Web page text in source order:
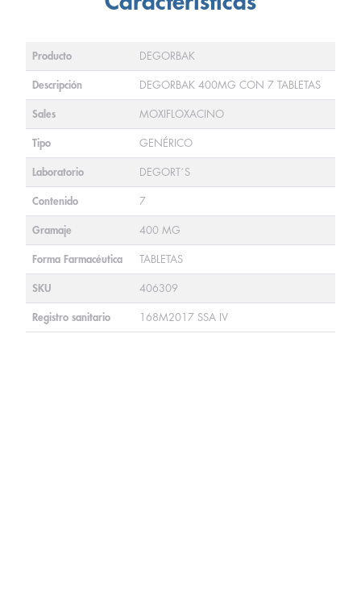
Producto DEGORBAK
Descripción DEGORBAK 400MG CON 7 TABLETAS
Sales MOXIFLOXACINO
Tipo GENÉRICO
Laboratorio DEGORT´S
Contenido 7
Gramaje 400 MG
Forma Farmacéutica TABLETAS
SKU 406309
Registro sanitario 168M2017 SSA IV